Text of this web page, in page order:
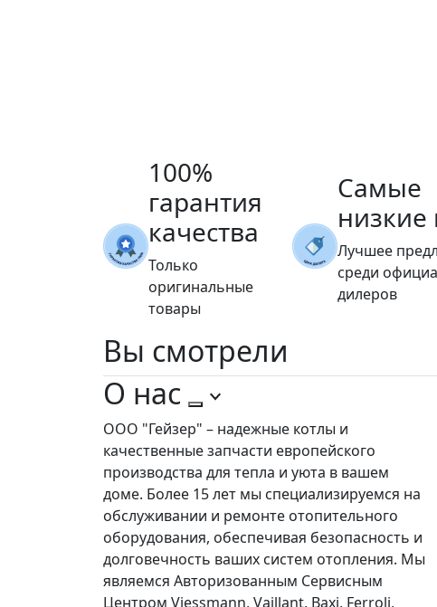
100%
гарантия
качества
Только
оригинальные
товары
Самые
Лучшее
среди
дилеров
Вы смотрели
О нас
ООО "Гейзер" – надежные котлы и
качественные запчасти европейского
производства для тепла и уюта в вашем
доме. Более 15 лет мы специализируемся на
обслуживании и ремонте отопительного
оборудования, обеспечивая безопасность и
долговечность ваших систем отопления. Мы
являемся Авторизованным Сервисным
Центром Viessmann, Vaillant, Baxi, Ferroli,